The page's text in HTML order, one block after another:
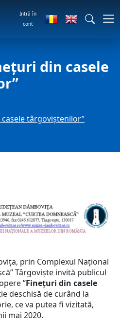
Intră în
cont
din casele
târgoviștenilor”
prin Complexul Național
Târgoviște invită publicul
”Finețuri din casele
deschisă de curând la
ce va putea fi vizitată,
mai 2020.